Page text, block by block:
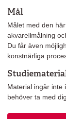
Mål
Målet med den
akvarellmålning
Du får även
konstnärliga
Material ingår inte
behöver ta med